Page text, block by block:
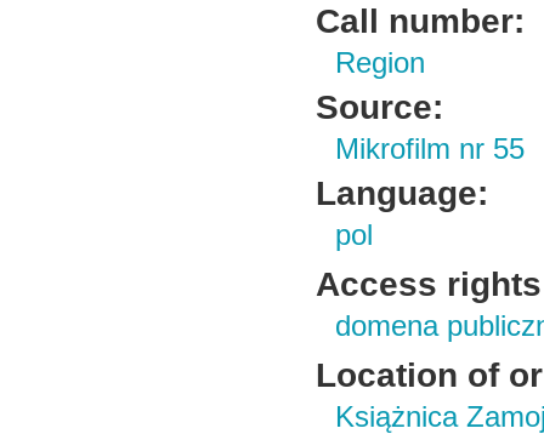
Call number:
Region
Source:
Mikrofilm nr 55
Language:
pol
Access
domena
Location of
Książnica